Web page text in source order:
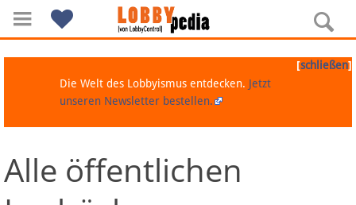
Navigation
[schließen]
Die Welt des Lobbyismus entdecken. Jetzt
unseren Newsletter bestellen.
Alle öffentlichen